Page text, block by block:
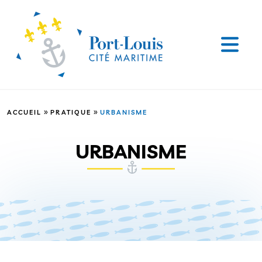
ACCUEIL » PRATIQUE » URBANISME
URBANISME